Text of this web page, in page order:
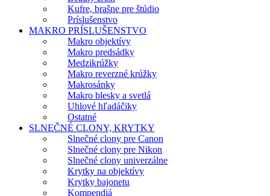
Kufre, brašne pre štúdio
Príslušenstvo
MAKRO PRÍSLUŠENSTVO
Makro objektívy
Makro predsádky
Medzikrúžky
Makro reverzné krúžky
Makrosánky
Makro blesky a svetlá
Uhlové hľadáčiky
Ostatné
SLNEČNÉ CLONY, KRYTKY
Slnečné clony pre Canon
Slnečné clony pre Nikon
Slnečné clony univerzálne
Krytky na objektívy
Krytky bajonetu
Kompendiá